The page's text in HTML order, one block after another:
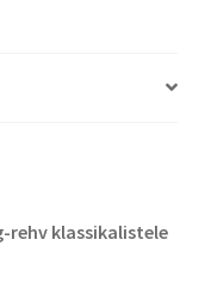
rehv klassikalistele